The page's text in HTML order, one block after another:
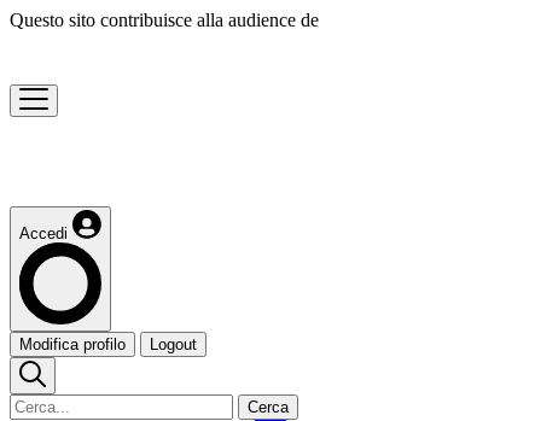
Questo sito contribuisce alla audience de
Accedi
Modifica profilo Logout
Cerca